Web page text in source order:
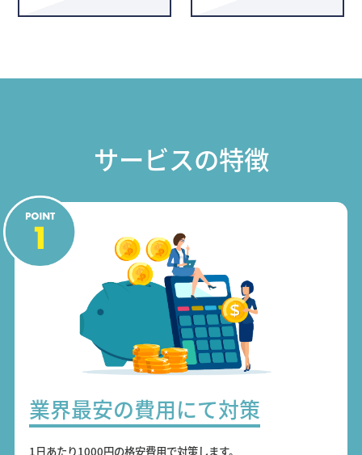
サービスの特徴
業界最安の費用にて対策
1日あたり1000円の格安費用で対策します。